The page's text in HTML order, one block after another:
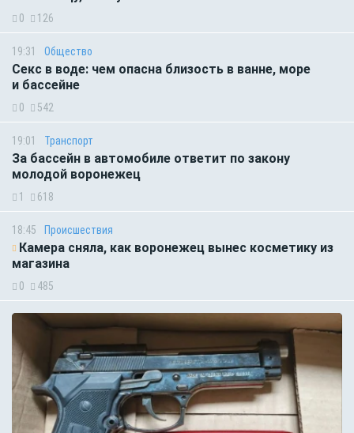
0 126
19:31 Общество
Секс в воде: чем опасна близость в ванне, море
и бассейне
0 542
19:01 Транспорт
За бассейн в автомобиле ответит по закону
молодой воронежец
1 618
18:45 Происшествия
Камера сняла, как воронежец вынес косметику из
магазина
0 485